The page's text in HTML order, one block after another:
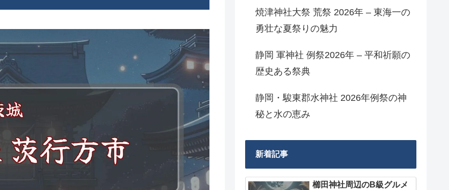
焼津神社大祭 荒祭 2026年 – 東海一の
勇壮な夏祭りの魅力
静岡 軍神社 例祭2026年 – 平和祈願の
歴史ある祭典
静岡・駿東郡水神社 2026年例祭の神
秘と水の恵み
新着記事
櫛田神社周辺のB級グルメ